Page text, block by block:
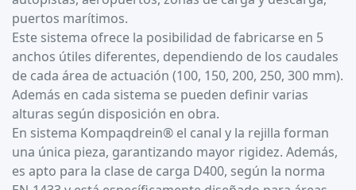
puertos marítimos.
Este sistema ofrece la posibilidad de fabricarse en 5
anchos útiles diferentes, dependiendo de los caudales
de cada área de actuación (100, 150, 200, 250, 300 mm).
Además en cada sistema se pueden definir varias
alturas según disposición en obra.
En sistema Kompaqdrein® el canal y la rejilla forman
una única pieza, garantizando mayor rigidez. Además,
es apto para la clase de carga D400, según la norma